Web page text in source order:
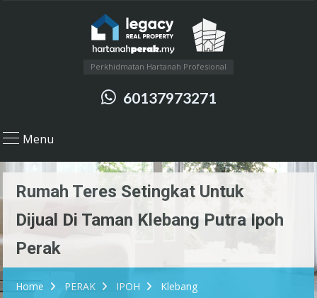
Perkhidmatan Hartanah Profesional
60137973271
Menu
Rumah Teres Setingkat Untuk
Dijual Di Taman Klebang Putra Ipoh
Perak
Home PERAK IPOH Klebang